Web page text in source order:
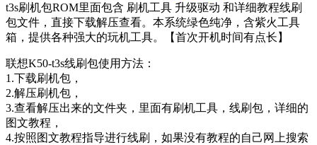
t3s刷机包ROM里面包含 刷机工具 升级驱动 和详细教程线刷
包文件，直接下载解压查看。本系统绿色纯净，含紫火工具
箱，提供各种强大的玩机工具。【首次开机时间有点长】
联想K50-t3s线刷包使用方法：
1.下载刷机包，
2.解压刷机包，
3.查看解压出来的文件夹，里面有刷机工具，线刷包，详细的
图文教程，
4.按照图文教程指导进行线刷，如果没有教程的自己网上搜索